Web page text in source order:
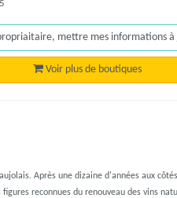
mettre mes informations à
Voir plus de boutiques
Après une dizaine d'années aux
reconnues du renouveau des vins